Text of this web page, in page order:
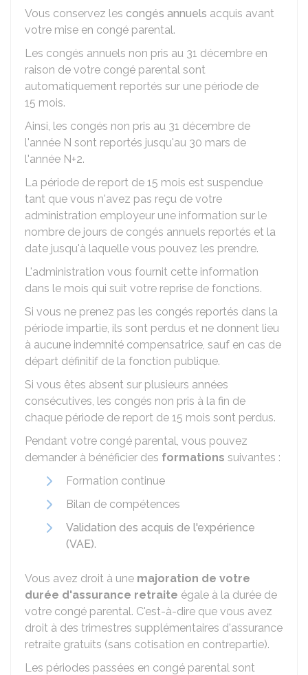
Vous conservez les congés annuels acquis avant
votre mise en congé parental.
Les congés annuels non pris au 31 décembre en
raison de votre congé parental sont
automatiquement reportés sur une période de
15 mois.
Ainsi, les congés non pris au 31 décembre de
l'année N sont reportés jusqu'au 30 mars de
l'année N+2.
La période de report de 15 mois est suspendue
tant que vous n'avez pas reçu de votre
administration employeur une information sur le
nombre de jours de congés annuels reportés et la
date jusqu'à laquelle vous pouvez les prendre.
L'administration vous fournit cette information
dans le mois qui suit votre reprise de fonctions.
Si vous ne prenez pas les congés reportés dans la
période impartie, ils sont perdus et ne donnent lieu
à aucune indemnité compensatrice, sauf en cas de
départ définitif de la fonction publique.
Si vous êtes absent sur plusieurs années
consécutives, les congés non pris à la fin de
chaque période de report de 15 mois sont perdus.
Pendant votre congé parental, vous pouvez
demander à bénéficier des formations suivantes :
Formation continue
Bilan de compétences
Validation des acquis de l'expérience
(VAE).
Vous avez droit à une majoration de votre
durée d'assurance retraite égale à la durée de
votre congé parental. C'est-à-dire que vous avez
droit à des trimestres supplémentaires d'assurance
retraite gratuits (sans cotisation en contrepartie).
Les périodes passées en congé parental sont